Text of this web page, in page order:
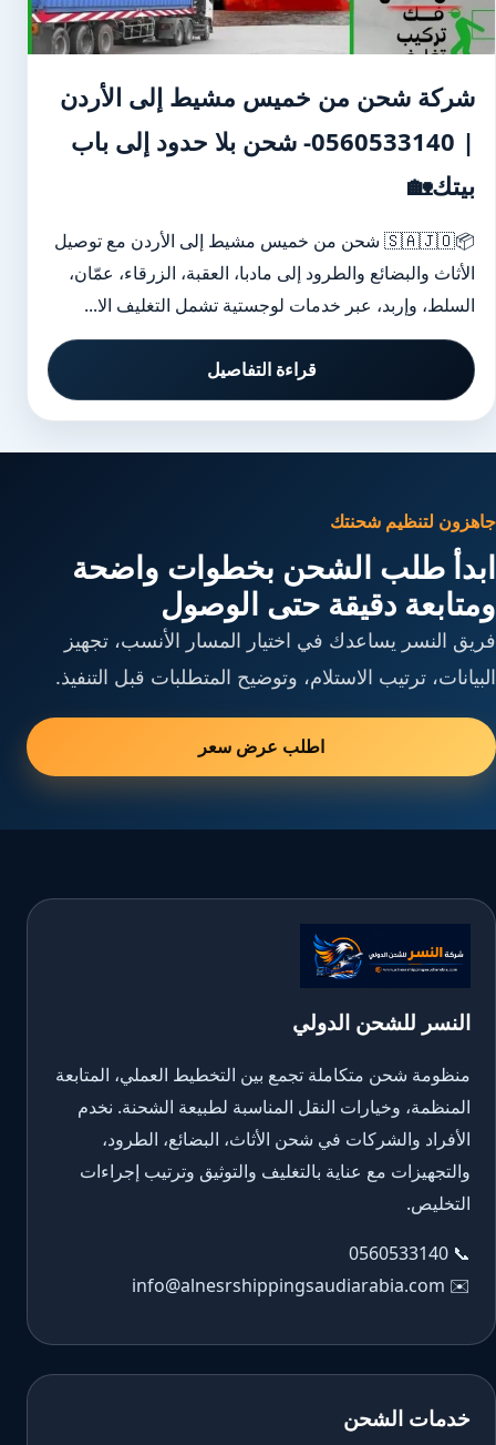
شركة شحن من خميس مشيط إلى الأردن
| 0560533140- شحن بلا حدود إلى باب
بيتك🏡
📦🇸🇦🇯🇴 شحن من خميس مشيط إلى الأردن مع توصيل
الأثاث والبضائع والطرود إلى مادبا، العقبة، الزرقاء، عمّان،
السلط، وإربد، عبر خدمات لوجستية تشمل التغليف الا...
قراءة التفاصيل
جاهزون لتنظيم شحنتك
ابدأ طلب الشحن بخطوات واضحة
ومتابعة دقيقة حتى الوصول
فريق النسر يساعدك في اختيار المسار الأنسب، تجهيز
البيانات، ترتيب الاستلام، وتوضيح المتطلبات قبل التنفيذ.
اطلب عرض سعر
النسر للشحن الدولي
منظومة شحن متكاملة تجمع بين التخطيط العملي، المتابعة
المنظمة، وخيارات النقل المناسبة لطبيعة الشحنة. نخدم
الأفراد والشركات في شحن الأثاث، البضائع، الطرود،
والتجهيزات مع عناية بالتغليف والتوثيق وترتيب إجراءات
التخليص.
📞
0560533140
✉️
info@alnesrshippingsaudiarabia.com
خدمات الشحن